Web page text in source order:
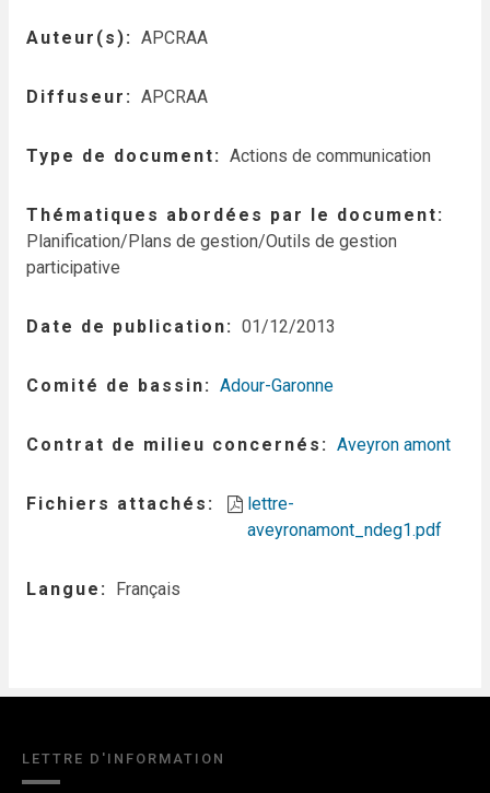
Auteur(s) APCRAA
Diffuseur APCRAA
Type de document Actions de communication
Thématiques abordées par le document
Planification/Plans de gestion/Outils de gestion
participative
Date de publication 01/12/2013
Comité de bassin Adour-Garonne
Contrat de milieu concernés Aveyron amont
Fichiers attachés
lettre-
aveyronamont_ndeg1.pdf
Langue Français
LETTRE D'INFORMATION